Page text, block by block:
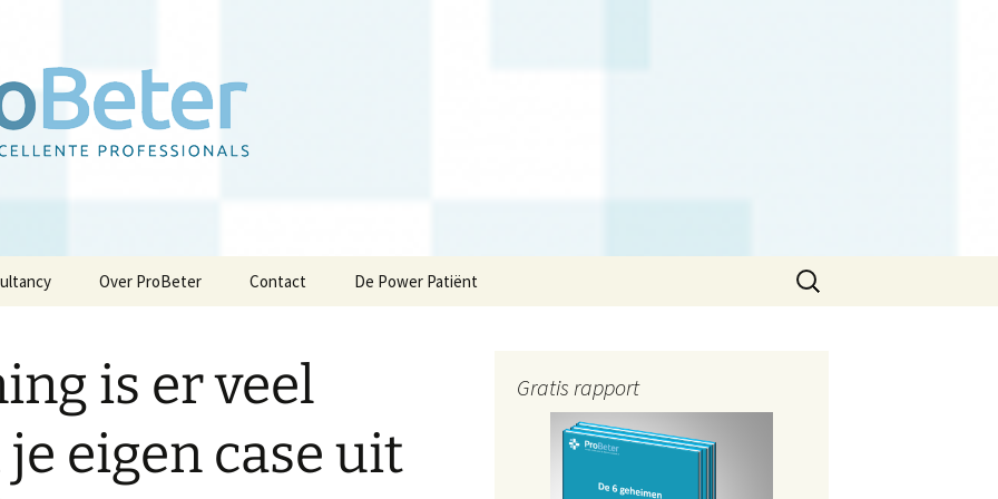
Over ProBeter
Partners
Klanten
Inspiratie
Contact De Power Patiënt
Zoeken
naar:
is er veel
eigen case uit
Gratis rapport